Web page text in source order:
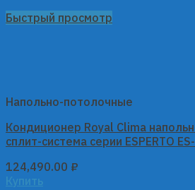
Быстрый просмотр
Напольно-потолочные
Кондиционер Royal Clima
сплит-система серии ESPERTO
124,490.00 ₽
Купить